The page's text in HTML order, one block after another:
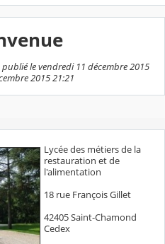
le vendredi 11 décembre 2015
2015 21:21
Lycée des métiers de la
restauration et de
l'alimentation
18 rue François Gillet
42405 Saint-Chamond
Cedex